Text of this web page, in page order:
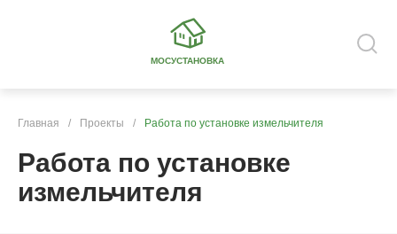
МОСУСТАНОВКА
Главная / Проекты / Работа по установке измельчителя
Работа по установке
измельчителя